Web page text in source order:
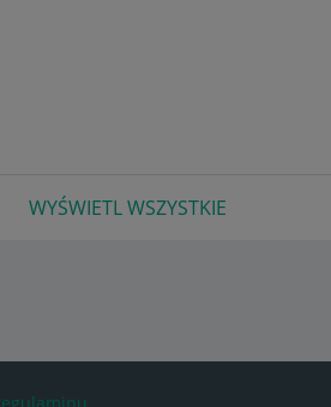
WYŚWIETL WSZYSTKIE